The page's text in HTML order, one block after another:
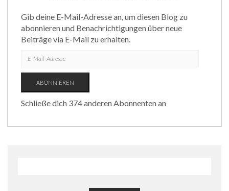
Gib deine E-Mail-Adresse an, um diesen Blog zu
abonnieren und Benachrichtigungen über neue
Beiträge via E-Mail zu erhalten.
MAIL-
ABONNIEREN
Schließe dich 374 anderen Abonnenten an